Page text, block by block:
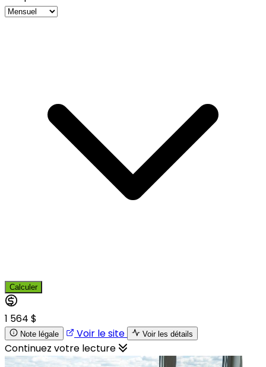
Calculer
1 564 $
Note légale Voir le site Voir les détails
Continuez votre lecture